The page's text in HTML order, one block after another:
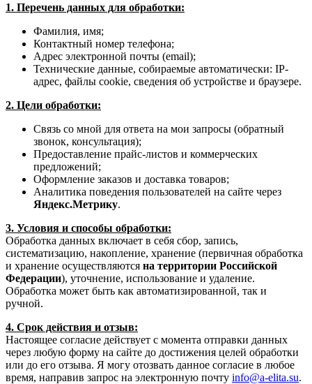
1. Перечень данных для обработки:
Фамилия, имя;
Контактный номер телефона;
Адрес электронной почты (email);
Технические данные, собираемые автоматически: IP-
адрес, файлы cookie, сведения об устройстве и браузере.
2. Цели обработки:
Связь со мной для ответа на мои запросы (обратный
звонок, консультация);
Предоставление прайс-листов и коммерческих
предложений;
Оформление заказов и доставка товаров;
Аналитика поведения пользователей на сайте через
Яндекс.Метрику.
3. Условия и способы обработки:
Обработка данных включает в себя сбор, запись,
систематизацию, накопление, хранение (первичная обработка
и хранение осуществляются на территории Российской
Федерации), уточнение, использование и удаление.
Обработка может быть как автоматизированной, так и
ручной.
4. Срок действия и отзыв:
Настоящее согласие действует с момента отправки данных
через любую форму на сайте до достижения целей обработки
или до его отзыва. Я могу отозвать данное согласие в любое
время, направив запрос на электронную почту info@a-elita.su.